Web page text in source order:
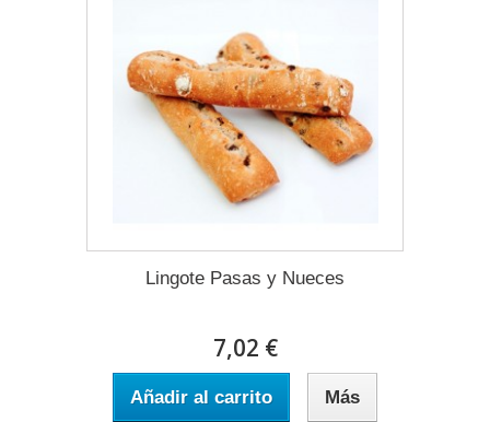
Lingote Pasas y Nueces
7,02 €
Añadir al carrito Más